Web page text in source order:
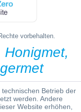
vorbehalten.
Betrieb der
werden. Andere
Website erhöhen,